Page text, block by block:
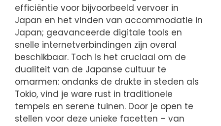
efficiëntie voor bijvoorbeeld vervoer in
Japan en het vinden van accommodatie in
Japan; geavanceerde digitale tools en
snelle internetverbindingen zijn overal
beschikbaar. Toch is het cruciaal om de
dualiteit van de Japanse cultuur te
omarmen: ondanks de drukte in steden als
Tokio, vind je ware rust in traditionele
tempels en serene tuinen. Door je open te
stellen voor deze unieke facetten – van